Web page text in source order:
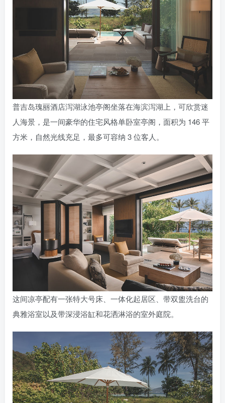
普吉岛瑰丽酒店泻湖泳池亭阁坐落在海滨泻湖上，可欣赏迷
人海景，是一间豪华的住宅风格单卧室亭阁，面积为 146 平
方米，自然光线充足，最多可容纳 3 位客人。
这间凉亭配有一张特大号床、一体化起居区、带双盥洗台的
典雅浴室以及带深浸浴缸和花洒淋浴的室外庭院。